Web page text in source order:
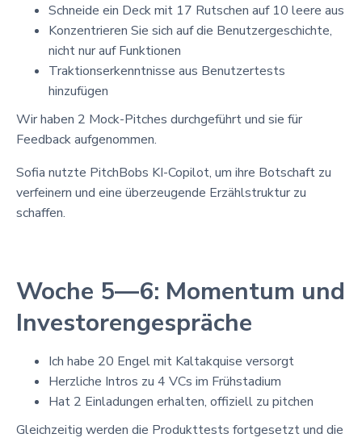
Schneide ein Deck mit 17 Rutschen auf 10 leere aus
Konzentrieren Sie sich auf die Benutzergeschichte,
nicht nur auf Funktionen
Traktionserkenntnisse aus Benutzertests
hinzufügen
Wir haben 2 Mock-Pitches durchgeführt und sie für
Feedback aufgenommen.
Sofia nutzte PitchBobs KI-Copilot, um ihre Botschaft zu
verfeinern und eine überzeugende Erzählstruktur zu
schaffen.
Woche 5—6: Momentum und
Investorengespräche
Ich habe 20 Engel mit Kaltakquise versorgt
Herzliche Intros zu 4 VCs im Frühstadium
Hat 2 Einladungen erhalten, offiziell zu pitchen
Gleichzeitig werden die Produkttests fortgesetzt und die